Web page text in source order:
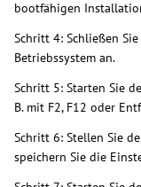
bootfähigen
Schritt 4: Schließen
Betriebssystem an.
Schritt 5: Starten Sie
B. mit F2, F12 oder
Schritt 6: Stellen Sie
speichern Sie die